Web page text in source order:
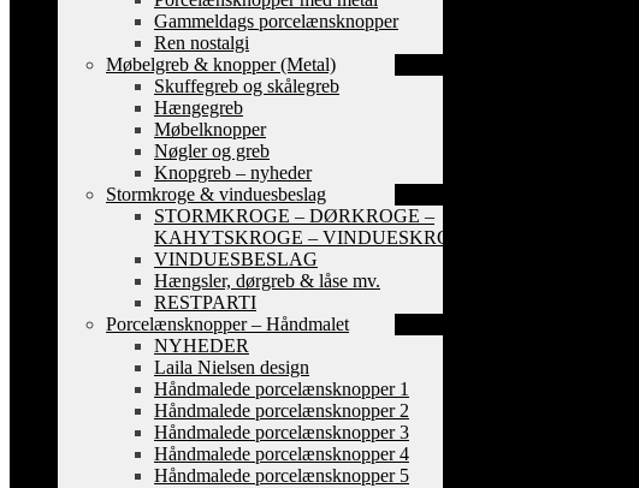
Gammeldags porcelænsknopper
Ren nostalgi
Møbelgreb & knopper (Metal)
Skuffegreb og skålegreb
Hængegreb
Møbelknopper
Nøgler og greb
Knopgreb – nyheder
Stormkroge & vinduesbeslag
STORMKROGE – DØRKROGE –
KAHYTSKROGE – VINDUESKROGE
VINDUESBESLAG
Hængsler, dørgreb & låse mv.
RESTPARTI
Porcelænsknopper – Håndmalet
NYHEDER
Laila Nielsen design
Håndmalede porcelænsknopper 1
Håndmalede porcelænsknopper 2
Håndmalede porcelænsknopper 3
Håndmalede porcelænsknopper 4
Håndmalede porcelænsknopper 5